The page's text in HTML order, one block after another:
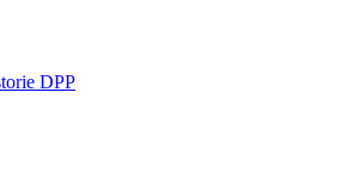
DPP